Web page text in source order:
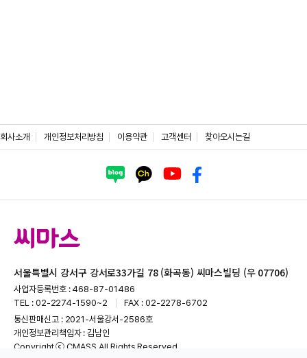
회사소개 개인정보처리방침 이용약관 고객센터 찾아오시는길
서울특별시 강서구 강서로33가길 78 (화곡동) 씨마스빌딩 (우 07706)
사업자등록번호 : 468-87-01486
TEL : 02-2274-1590~2
FAX : 02-2278-6702
통신판매신고 : 2021-서울강서-2586호
개인정보관리책임자 : 김남인
Copyright ⓒ CMASS All Rights Reserved